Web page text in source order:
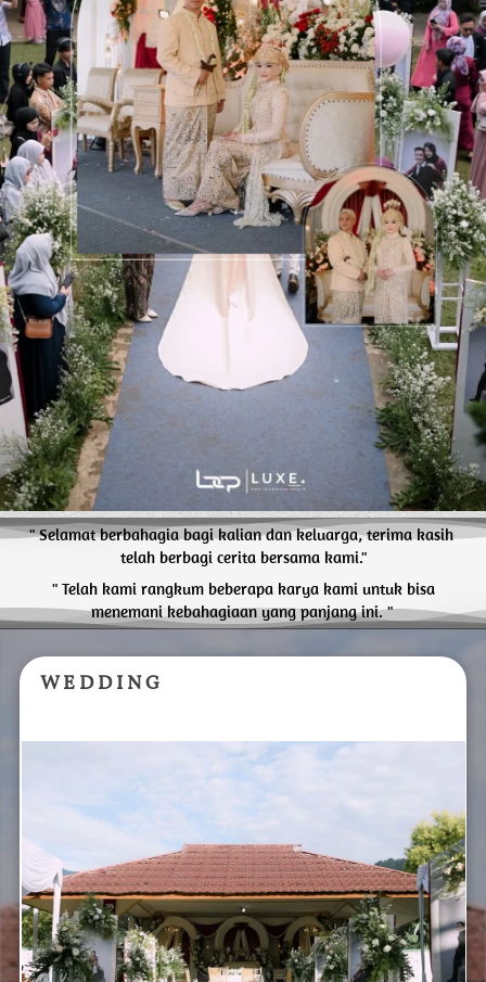
" Selamat berbahagia bagi kalian dan keluarga, terima kasih
telah berbagi cerita bersama kami."
menemani kebahagiaan yang panjang ini. "
W E D D I N G